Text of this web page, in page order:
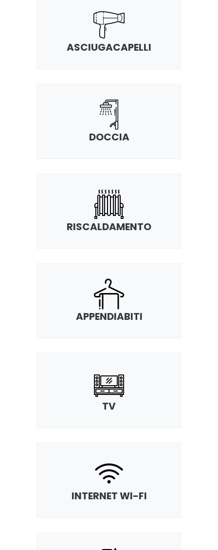
ASCIUGACAPELLI
DOCCIA
RISCALDAMENTO
APPENDIABITI
TV
INTERNET WI-FI